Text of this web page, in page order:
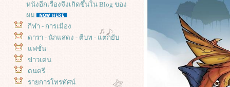
หนังอีกเรื่องจึงเกิดขึ้นใน Blog ของ
ผม
กีฬา - การเมือง
ดารา - นักแสดง - ตีบท - แตกยับ
ฟชั่น
ข่าวเด่น
ดนตรี
รายการโทรทัศน์